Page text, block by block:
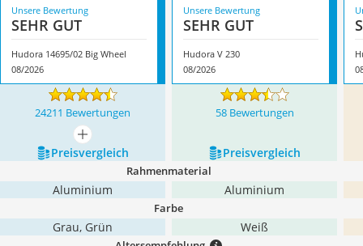
Unsere Bewertung
SEHR GUT
Hudora 14695/02 Big Wheel
08/2026
Unsere Bewertung
SEHR GUT
Hudora V 230
08/2026
24211 Bewertungen 58 Bewertungen
mehr anzeigen
Preis­vergleich
Preis­vergleich
Rahmenmaterial
Aluminium Aluminium
Farbe
Grau, Grün Weiß